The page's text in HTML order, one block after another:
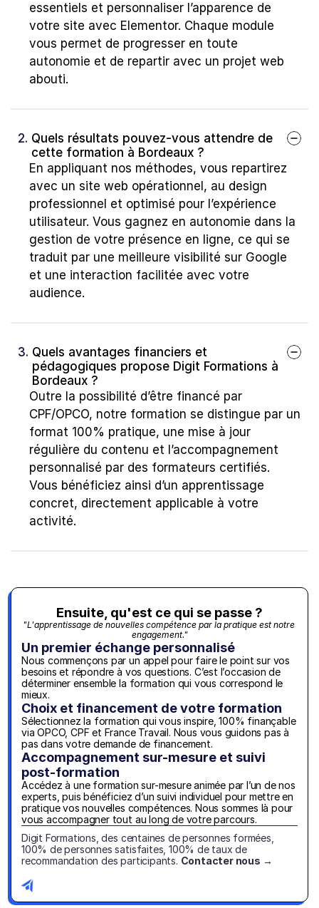
essentiels et personnaliser l’apparence de
votre site avec Elementor. Chaque module
vous permet de progresser en toute
autonomie et de repartir avec un projet web
abouti.
2. Quels résultats pouvez-vous attendre de
cette formation à Bordeaux ?
En appliquant nos méthodes, vous repartirez
avec un site web opérationnel, au design
professionnel et optimisé pour l’expérience
utilisateur. Vous gagnez en autonomie dans la
gestion de votre présence en ligne, ce qui se
traduit par une meilleure visibilité sur Google
et une interaction facilitée avec votre
audience.
3. Quels avantages financiers et
pédagogiques propose Digit Formations à
Bordeaux ?
Outre la possibilité d’être financé par
CPF/OPCO, notre formation se distingue par un
format 100% pratique, une mise à jour
régulière du contenu et l’accompagnement
personnalisé par des formateurs certifiés.
Vous bénéficiez ainsi d’un apprentissage
concret, directement applicable à votre
activité.
Ensuite, qu'est ce qui se passe ?
"L'apprentissage de nouvelles compétence par la pratique est notre
engagement."
Un premier échange personnalisé
Nous commençons par un appel pour faire le point sur vos
besoins et répondre à vos questions. C’est l’occasion de
déterminer ensemble la formation qui vous correspond le
mieux.
Choix et financement de votre formation
Sélectionnez la formation qui vous inspire, 100% finançable
via OPCO, CPF et France Travail. Nous vous guidons pas à
pas dans votre demande de financement.
Accompagnement sur-mesure et suivi
post-formation
Accédez à une formation sur-mesure animée par l’un de nos
experts, puis bénéficiez d’un suivi individuel pour mettre en
pratique vos nouvelles compétences. Nous sommes là pour
vous accompagner tout au long de votre parcours.
Digit Formations, des centaines de personnes formées,
100% de personnes satisfaites, 100% de taux de
recommandation des participants. Contacter nous →